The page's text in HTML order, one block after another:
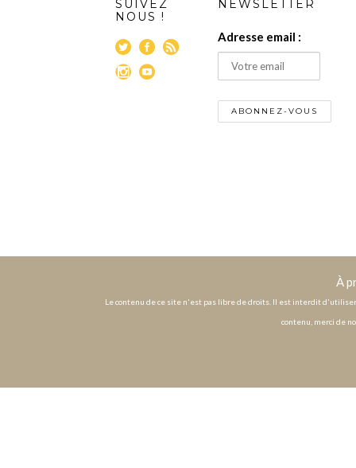
SUIVEZ
NOUS !
NEWSLETTER
Adresse email :
À
Le contenu de ce site n'est pas libre de droits. Il est interdit
contenu, merci de